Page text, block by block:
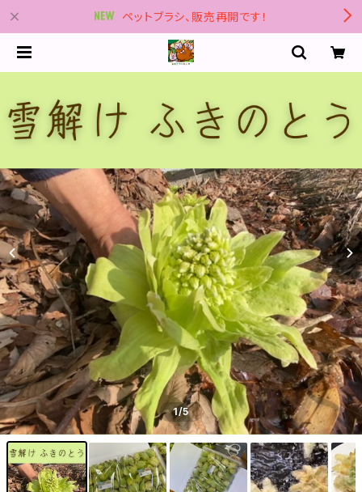
ペットブラシ、販売再開です！
1/5